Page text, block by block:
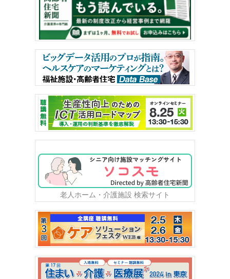
老人ホーム・介護施設 検索サイト